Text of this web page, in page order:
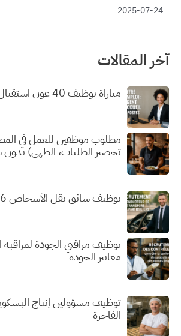
2025-07-24
آخر المقالات
مباراة توظيف 40 عون استقبال 2026
مطلوب موظفين للعمل في
تحضير الطلبات، الطهي) بدون
توظيف سائق نقل الأشخاص 2026
توظيف مراقبي الجودة
معايير الجودة
توظيف مسؤولين إنتاج
الفاخرة